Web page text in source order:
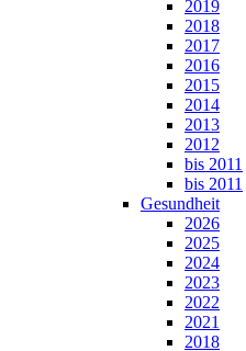
2019
2018
2017
2016
2015
2014
2013
2012
bis 2011
bis 2011
Gesundheit
2026
2025
2024
2023
2022
2021
2018